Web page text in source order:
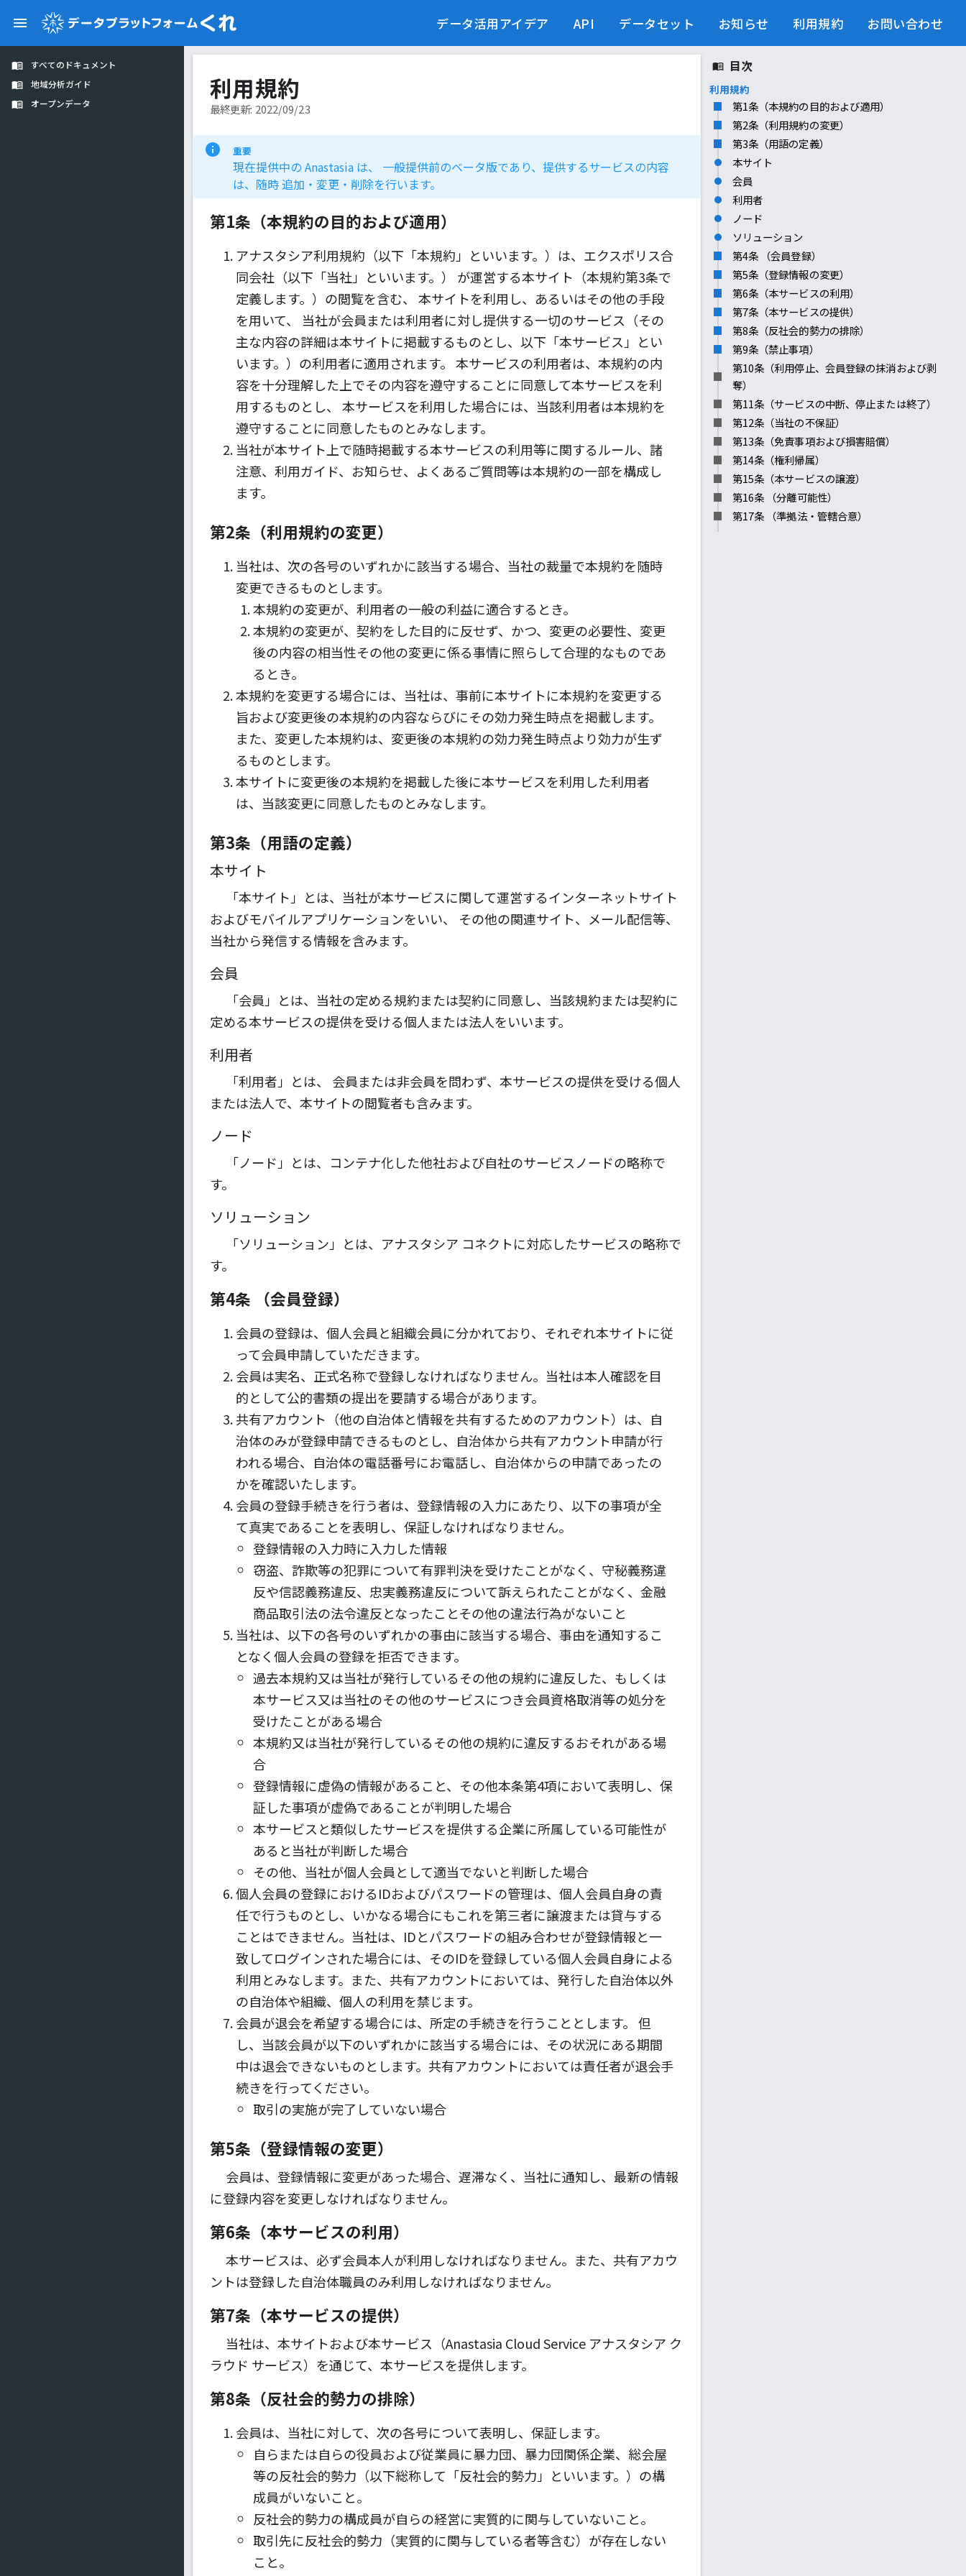
データ活用アイデア API データセット お知らせ 利用規約 お問い合わせ
すべてのドキュメント
地域分析ガイド
オープンデータ
利用規約
最終更新: 2022/09/23
重要
現在提供中の Anastasia は、 一般提供前のベータ版であり、提供するサービスの内容
は、随時 追加・変更・削除を行います。
第1条（本規約の目的および適用）
アナスタシア利用規約（以下「本規約」といいます。）は、エクスポリス合
同会社（以下「当社」といいます。） が運営する本サイト（本規約第3条で
定義します。）の閲覧を含む、 本サイトを利用し、あるいはその他の手段
を用いて、 当社が会員または利用者に対し提供する一切のサービス（その
主な内容の詳細は本サイトに掲載するものとし、以下「本サービス」とい
います。）の利用者に適用されます。 本サービスの利用者は、本規約の内
容を十分理解した上でその内容を遵守することに同意して本サービスを利
用するものとし、 本サービスを利用した場合には、当該利用者は本規約を
遵守することに同意したものとみなします。
当社が本サイト上で随時掲載する本サービスの利用等に関するルール、諸
注意、利用ガイド、お知らせ、よくあるご質問等は本規約の一部を構成し
ます。
第2条（利用規約の変更）
当社は、次の各号のいずれかに該当する場合、当社の裁量で本規約を随時
変更できるものとします。
本規約の変更が、利用者の一般の利益に適合するとき。
本規約の変更が、契約をした目的に反せず、かつ、変更の必要性、変更
後の内容の相当性その他の変更に係る事情に照らして合理的なものであ
るとき。
本規約を変更する場合には、当社は、事前に本サイトに本規約を変更する
旨および変更後の本規約の内容ならびにその効力発生時点を掲載します。
また、変更した本規約は、変更後の本規約の効力発生時点より効力が生ず
るものとします。
本サイトに変更後の本規約を掲載した後に本サービスを利用した利用者
は、当該変更に同意したものとみなします。
第3条（用語の定義）
本サイト
「本サイト」とは、当社が本サービスに関して運営するインターネットサイト
およびモバイルアプリケーションをいい、 その他の関連サイト、メール配信等、
当社から発信する情報を含みます。
会員
「会員」とは、当社の定める規約または契約に同意し、当該規約または契約に
定める本サービスの提供を受ける個人または法人をいいます。
利用者
「利用者」とは、 会員または非会員を問わず、本サービスの提供を受ける個人
または法人で、本サイトの閲覧者も含みます。
ノード
「ノード」とは、コンテナ化した他社および自社のサービスノードの略称で
す。
ソリューション
「ソリューション」とは、アナスタシア コネクトに対応したサービスの略称で
す。
第4条 （会員登録）
会員の登録は、個人会員と組織会員に分かれており、それぞれ本サイトに従
って会員申請していただきます。
会員は実名、正式名称で登録しなければなりません。当社は本人確認を目
的として公的書類の提出を要請する場合があります。
共有アカウント（他の自治体と情報を共有するためのアカウント）は、自
治体のみが登録申請できるものとし、自治体から共有アカウント申請が行
われる場合、自治体の電話番号にお電話し、自治体からの申請であったの
かを確認いたします。
会員の登録手続きを行う者は、登録情報の入力にあたり、以下の事項が全
て真実であることを表明し、保証しなければなりません。
登録情報の入力時に入力した情報
窃盗、詐欺等の犯罪について有罪判決を受けたことがなく、守秘義務違
反や信認義務違反、忠実義務違反について訴えられたことがなく、金融
商品取引法の法令違反となったことその他の違法行為がないこと
当社は、以下の各号のいずれかの事由に該当する場合、事由を通知するこ
となく個人会員の登録を拒否できます。
過去本規約又は当社が発行しているその他の規約に違反した、もしくは
本サービス又は当社のその他のサービスにつき会員資格取消等の処分を
受けたことがある場合
本規約又は当社が発行しているその他の規約に違反するおそれがある場
合
登録情報に虚偽の情報があること、その他本条第4項において表明し、保
証した事項が虚偽であることが判明した場合
本サービスと類似したサービスを提供する企業に所属している可能性が
あると当社が判断した場合
その他、当社が個人会員として適当でないと判断した場合
個人会員の登録におけるIDおよびパスワードの管理は、個人会員自身の責
任で行うものとし、いかなる場合にもこれを第三者に譲渡または貸与する
ことはできません。当社は、IDとパスワードの組み合わせが登録情報と一
致してログインされた場合には、そのIDを登録している個人会員自身による
利用とみなします。また、共有アカウントにおいては、発行した自治体以外
の自治体や組織、個人の利用を禁じます。
会員が退会を希望する場合には、所定の手続きを行うこととします。 但
し、当該会員が以下のいずれかに該当する場合には、その状況にある期間
中は退会できないものとします。共有アカウントにおいては責任者が退会手
続きを行ってください。
取引の実施が完了していない場合
第5条（登録情報の変更）
会員は、登録情報に変更があった場合、遅滞なく、当社に通知し、最新の情報
に登録内容を変更しなければなりません。
第6条（本サービスの利用）
本サービスは、必ず会員本人が利用しなければなりません。また、共有アカウ
ントは登録した自治体職員のみ利用しなければなりません。
第7条（本サービスの提供）
当社は、本サイトおよび本サービス（Anastasia Cloud Service アナスタシア ク
ラウド サービス）を通じて、本サービスを提供します。
第8条（反社会的勢力の排除）
会員は、当社に対して、次の各号について表明し、保証します。
自らまたは自らの役員および従業員に暴力団、暴力団関係企業、総会屋
等の反社会的勢力（以下総称して「反社会的勢力」といいます。）の構
成員がいないこと。
反社会的勢力の構成員が自らの経営に実質的に関与していないこと。
取引先に反社会的勢力（実質的に関与している者等含む）が存在しない
こと。
目次
利用規約
第1条（本規約の目的および適用）
第2条（利用規約の変更）
第3条（用語の定義）
本サイト
会員
利用者
ノード
ソリューション
第4条 （会員登録）
第5条（登録情報の変更）
第6条（本サービスの利用）
第7条（本サービスの提供）
第8条（反社会的勢力の排除）
第9条（禁止事項）
第10条（利用停止、会員登録の抹消および剥
奪）
第11条（サービスの中断、停止または終了）
第12条（当社の不保証）
第13条（免責事項および損害賠償）
第14条（権利帰属）
第15条（本サービスの譲渡）
第16条 （分離可能性）
第17条 （準拠法・管轄合意）